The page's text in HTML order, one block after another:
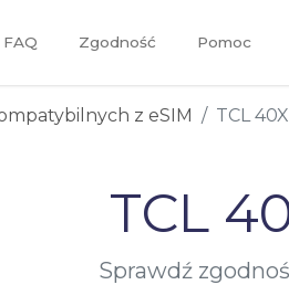
FAQ Zgodność Pomoc
z eSIM TCL
TCL
Sprawdź